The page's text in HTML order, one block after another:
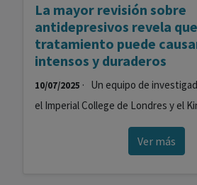
La mayor revisión sobre
antidepresivos revela
tratamiento puede
intensos y duraderos
10/07/2025 · Un equipo de
el Imperial College de Londres y el
Ver más